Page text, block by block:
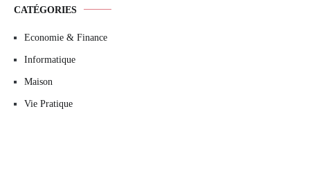
CATÉGORIES
Economie & Finance
Informatique
Maison
Vie Pratique